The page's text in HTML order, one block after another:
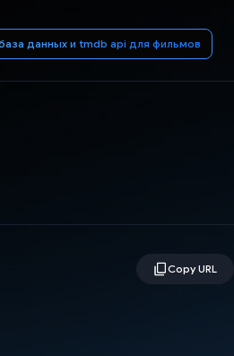
данных и tmdb api для фильмов